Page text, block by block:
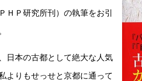
ＨＰ研究所刊）の執筆をお引
日本の古都として絶大な人気
よりもせっせと京都に通って